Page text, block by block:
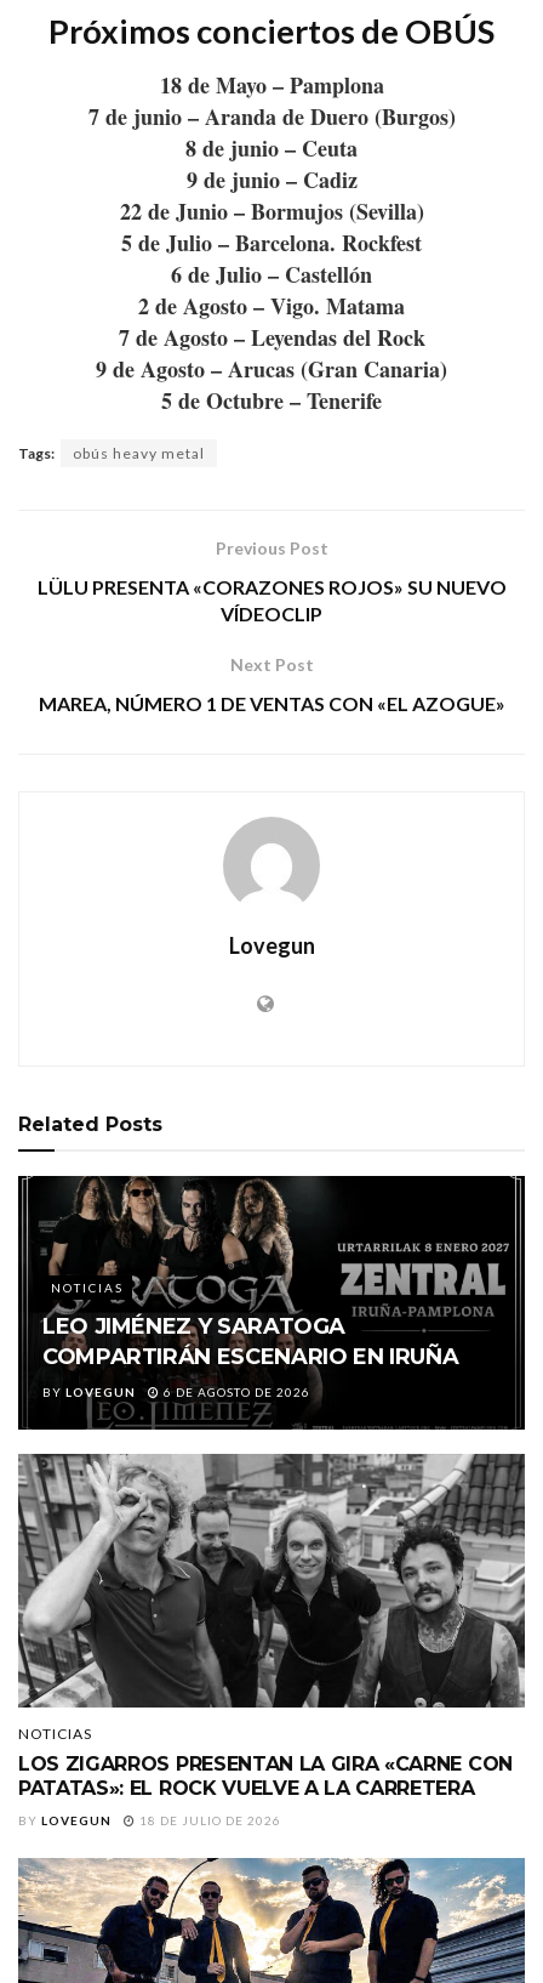
Próximos conciertos de OBÚS
18 de Mayo – Pamplona
7 de junio – Aranda de Duero (Burgos)
8 de junio – Ceuta
9 de junio – Cadiz
22 de Junio – Bormujos (Sevilla)
5 de Julio – Barcelona. Rockfest
6 de Julio – Castellón
2 de Agosto – Vigo. Matama
7 de Agosto – Leyendas del Rock
9 de Agosto – Arucas (Gran Canaria)
5 de Octubre – Tenerife
Tags: obús heavy metal
Previous Post
LÜLU PRESENTA «CORAZONES ROJOS» SU NUEVO
VÍDEOCLIP
Next Post
MAREA, NÚMERO 1 DE VENTAS CON «EL AZOGUE»
Lovegun
Related Posts
NOTICIAS
LEO JIMÉNEZ Y SARATOGA
COMPARTIRÁN ESCENARIO EN IRUÑA
BY LOVEGUN 6 DE AGOSTO DE 2026
NOTICIAS
LOS ZIGARROS PRESENTAN LA GIRA «CARNE CON
PATATAS»: EL ROCK VUELVE A LA CARRETERA
BY LOVEGUN 18 DE JULIO DE 2026